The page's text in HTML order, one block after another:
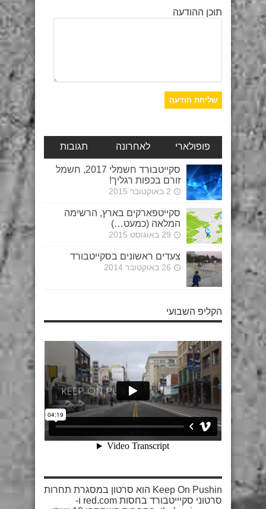
תוכן ההודעה
פופולארי לאחרונה תגובות
סקייטבורד חשמלי 2017, חשמל
זורם בכפות רגליך!
2 באוקטובר 2015
סקייטפארקים בארץ, הרשימה
המלאה (כמעט…)
29 באוגוסט 2015
צעדים ראשונים בסקייטבורד
26 באוקטובר 2014
הקליפ השבועי
Keep On Pushin הוא סרטון במסגרת תחרות
סרטוני סקיייטבורד בחסות red.com ו-